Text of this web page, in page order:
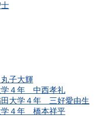
子大輝
学４年 中西孝礼
田大学４年 三好愛由生
学４年 橋本祥平